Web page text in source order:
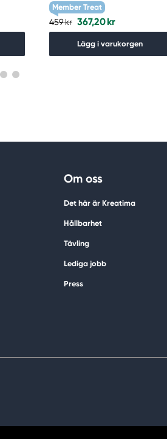
Member Treat
459 kr 367,20 kr
Lägg i varukorgen
Om oss
Det här är Kreatima
Hållbarhet
Tävling
Lediga jobb
Press